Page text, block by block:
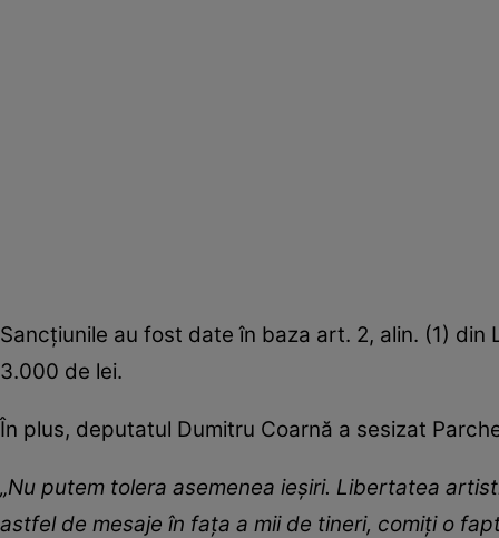
Sancțiunile au fost date în baza art. 2, alin. (1)
3.000 de lei.
În plus, deputatul Dumitru Coarnă a sesizat
„Nu putem tolera asemenea ieșiri. Libertatea
astfel de mesaje în fața a mii de tineri, comiți o